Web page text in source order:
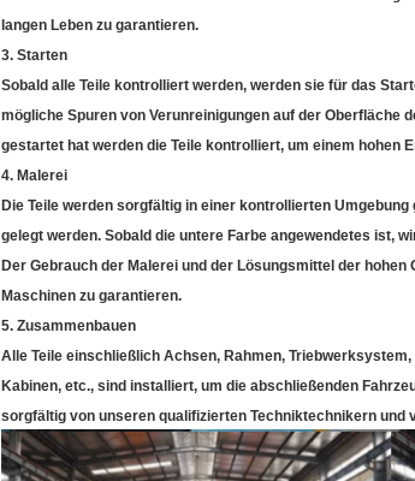
langen Leben zu garantieren.
3. Starten
Sobald alle Teile kontrolliert werden, werden sie für das
mögliche Spuren von Verunreinigungen auf der Oberfläche
gestartet hat werden die Teile kontrolliert, um einem hohen
4. Malerei
Die Teile werden sorgfältig in einer kontrollierten
gelegt werden. Sobald die untere Farbe angewendetes ist,
Der Gebrauch der Malerei und der Lösungsmittel der
Maschinen zu garantieren.
5. Zusammenbauen
Alle Teile einschließlich Achsen, Rahmen,
Kabinen, etc., sind installiert, um die abschließenden
sorgfältig von unseren qualifizierten Techniktechnikern und